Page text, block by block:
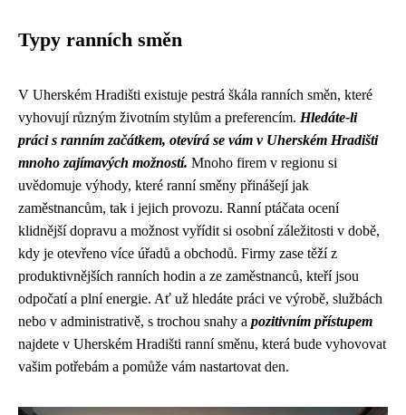
Typy ranních směn
V Uherském Hradišti existuje pestrá škála ranních směn, které
vyhovují různým životním stylům a preferencím. Hledáte-li
práci s ranním začátkem, otevírá se vám v Uherském Hradišti
mnoho zajímavých možností. Mnoho firem v regionu si
uvědomuje výhody, které ranní směny přinášejí jak
zaměstnancům, tak i jejich provozu. Ranní ptáčata ocení
klidnější dopravu a možnost vyřídit si osobní záležitosti v době,
kdy je otevřeno více úřadů a obchodů. Firmy zase těží z
produktivnějších ranních hodin a ze zaměstnanců, kteří jsou
odpočatí a plní energie. Ať už hledáte práci ve výrobě, službách
nebo v administrativě, s trochou snahy a pozitivním přístupem
najdete v Uherském Hradišti ranní směnu, která bude vyhovovat
vašim potřebám a pomůže vám nastartovat den.